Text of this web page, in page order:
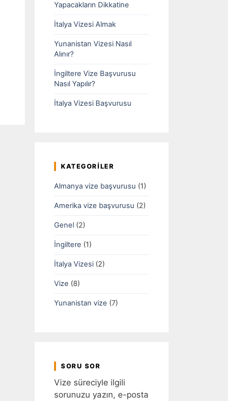
Yapacakların Dikkatine
İtalya Vizesi Almak
Yunanistan Vizesi Nasıl
Alınır?
İngiltere Vize Başvurusu
Nasıl Yapılır?
İtalya Vizesi Başvurusu
KATEGORILER
Almanya vize başvurusu (1)
Amerika vize başvurusu (2)
Genel (2)
İngiltere (1)
İtalya Vizesi (2)
Vize (8)
Yunanistan vize (7)
SORU SOR
Vize süreciyle ilgili
sorunuzu yazın, e-posta